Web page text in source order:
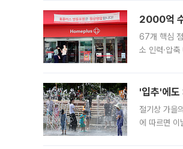
2000억 수
67개 핵심
소 인력·압
'입추'에
절기상 가을
에 따르면